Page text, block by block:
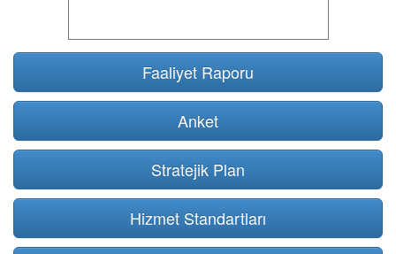
Faaliyet Raporu
Anket
Stratejik Plan
Hizmet Standartları